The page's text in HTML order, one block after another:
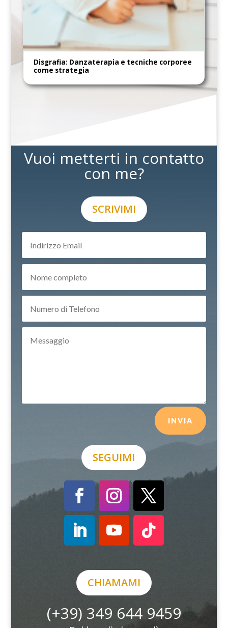
Disgrafia: Danzaterapia e tecniche corporee
come strategia
Vuoi metterti in contatto
con me?
SCRIVIMI
INVIA
SEGUIMI
CHIAMAMI
(+39) 349 644 9459